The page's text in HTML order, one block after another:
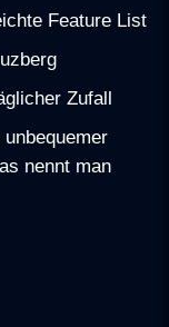
Feature List
Zufall
nennt man